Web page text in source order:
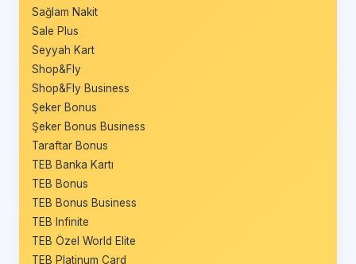
Sağlam Nakit
Sale Plus
Seyyah Kart
Shop&Fly
Shop&Fly Business
Şeker Bonus
Şeker Bonus Business
Taraftar Bonus
TEB Banka Kartı
TEB Bonus
TEB Bonus Business
TEB Infinite
TEB Özel World Elite
TEB Platinum Card